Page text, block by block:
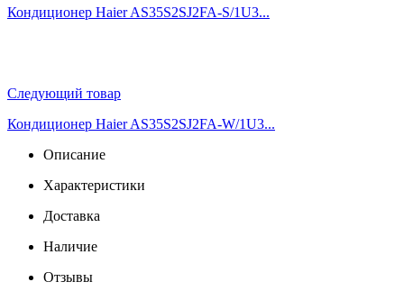
Кондиционер Haier AS35S2SJ2FA-S/1U3...
Следующий товар
Кондиционер Haier AS35S2SJ2FA-W/1U3...
Описание
Характеристики
Доставка
Наличие
Отзывы